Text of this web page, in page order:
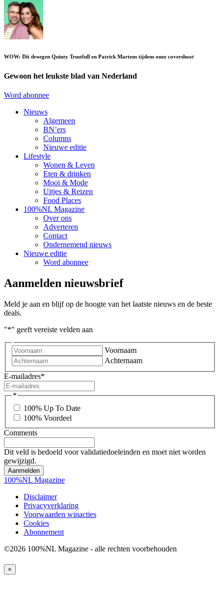
WOW: Dít droegen Quinty Trustfull en Patrick Martens tijdens onze covershoot
Gewoon het leukste blad van Nederland
Word abonnee
Nieuws
Algemeen
BN’ers
Columns
Nieuwe editie
Lifestyle
Wonen & Leven
Eten & drinken
Mooi & Mode
Uitjes & Reizen
Food Places
100%NL Magazine
Over ons
Adverteren
Contact
Ondernemend nieuws
Nieuwe editie
Word abonnee
Aanmelden nieuwsbrief
Meld je aan en blijf op de hoogte van het laatste nieuws en de beste
deals.
"*" geeft vereiste velden aan
Voornaam
Achternaam
E-mailadres*
*
100% Up To Date
100% Voordeel
Comments
Dit veld is bedoeld voor validatiedoeleinden en moet niet worden
gewijzigd.
100%NL Magazine
Disclaimer
Privacyverklaring
Voorwaarden winacties
Cookies
Abonnement
©2026 100%NL Magazine - alle rechten voorbehouden
×